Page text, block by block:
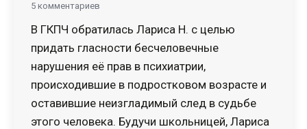
5 комментариев
В ГКПЧ обратилась Лариса Н. с целью
придать гласности бесчеловечные
нарушения её прав в психиатрии,
происходившие в подростковом возрасте и
оставившие неизгладимый след в судьбе
этого человека. Будучи школьницей, Лариса